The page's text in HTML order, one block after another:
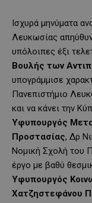
Ισχυρά μηνύματα
Λευκωσίας
υπόλοιπες έξι
Βουλής των
υπογράμμισε
Πανεπιστήμιο
και να κάνει την
Υφυπουργός
Προστασίας, Δρ
Νομική Σχολή του
έργο με βαθύ
Υφυπουργός
Χατζηστεφάνου